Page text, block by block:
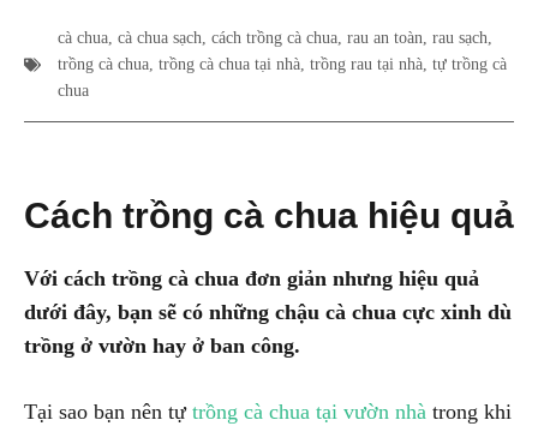
cà chua, cà chua sạch, cách trồng cà chua, rau an toàn, rau sạch,
trồng cà chua, trồng cà chua tại nhà, trồng rau tại nhà, tự trồng cà
chua
Cách trồng cà chua hiệu quả
Với cách trồng cà chua đơn giản nhưng hiệu quả
dưới đây, bạn sẽ có những chậu cà chua cực xinh dù
trồng ở vườn hay ở ban công.
Tại sao bạn nên tự trồng cà chua tại vườn nhà trong khi